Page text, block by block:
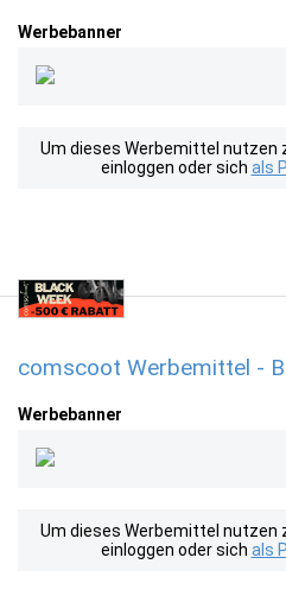
Werbebanner
Um dieses Werbemittel nutzen
einloggen oder sich als
comscoot Werbemittel -
Werbebanner
Um dieses Werbemittel nutzen
einloggen oder sich als